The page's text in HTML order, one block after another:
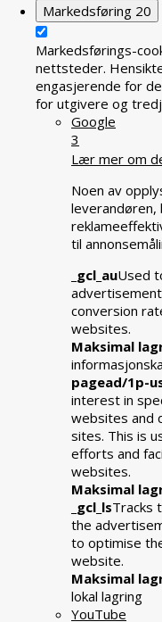
Markedsføring 20
Markedsførings-
nettsteder.
engasjerende for
for utgivere og
Google
3
Lær mer om
Noen av
leverandøren,
til
_gcl_auUsed
conversion
websites.
Maksimal
pagead/1p-
interest in
websites and
sites. This is
efforts and
websites.
Maksimal
_gcl_lsTracks
the
to optimise
website.
Maksimal
lokal lagring
YouTube